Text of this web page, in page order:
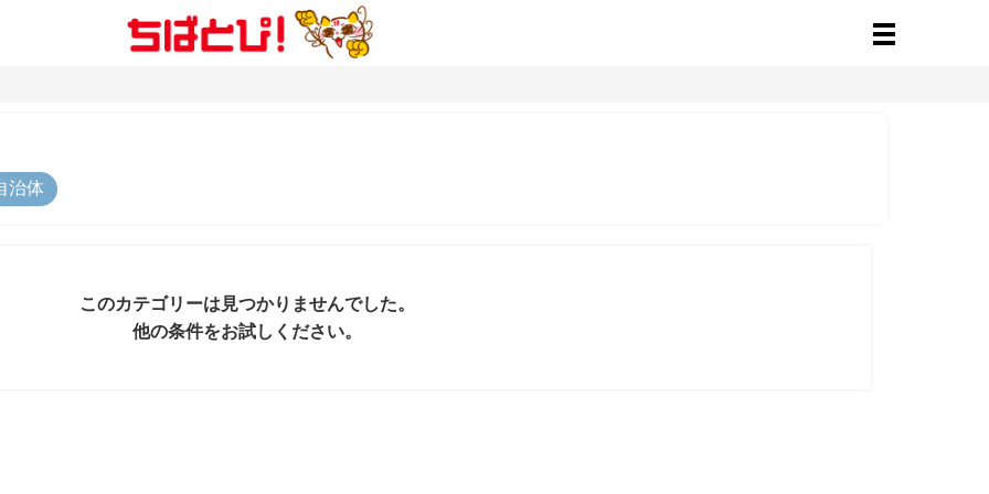
治体
このカテゴリーは見つかりませんでした。
他の条件をお試しください。